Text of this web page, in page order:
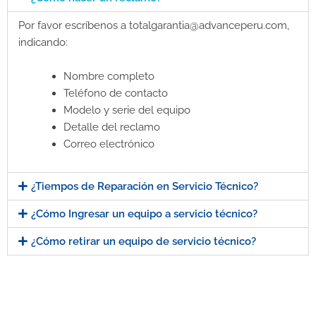
Por favor escríbenos a totalgarantia@advanceperu.com,
indicando:
Nombre completo
Teléfono de contacto
Modelo y serie del equipo
Detalle del reclamo
Correo electrónico
¿Tiempos de Reparación en Servicio Técnico?
¿Cómo Ingresar un equipo a servicio técnico?
¿Cómo retirar un equipo de servicio técnico?